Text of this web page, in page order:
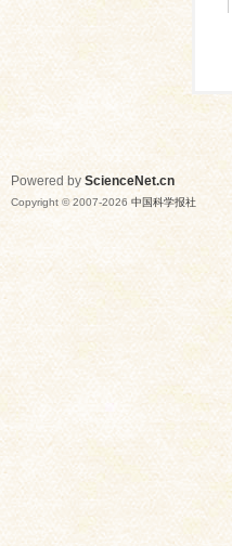
Powered by ScienceNet.cn
Copyright © 2007-2026 中国科学报社